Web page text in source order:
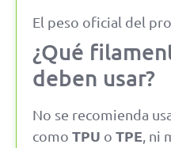
El peso oficial del
¿Qué
deben usar?
No se recomienda
como TPU o TPE, ni